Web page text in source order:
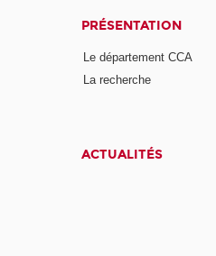
PRÉSENTATION
Le département CCA
La recherche
ACTUALITÉS